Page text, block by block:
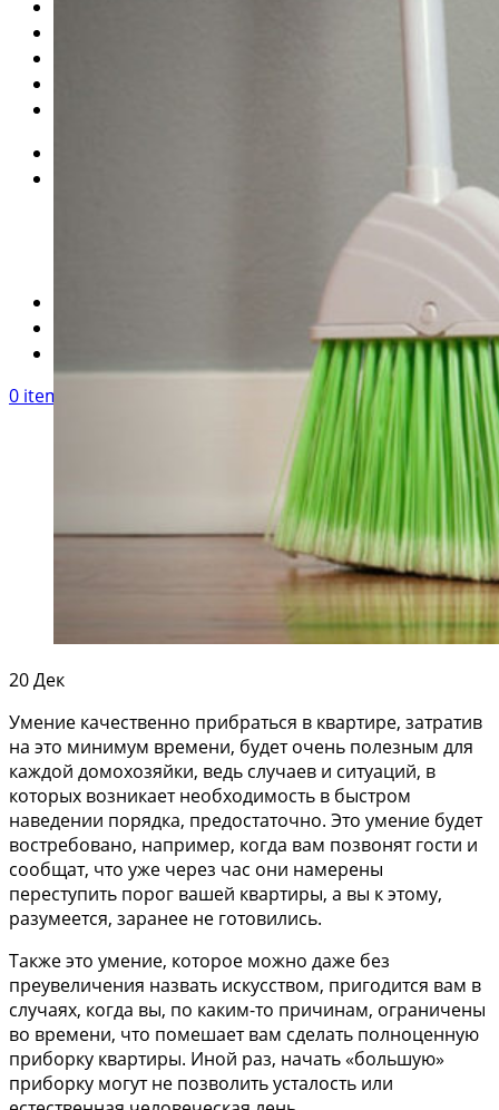
0 items
20Дек
Умение качественно прибраться в квартире, затратив
на это минимум времени, будет очень полезным для
каждой домохозяйки, ведь случаев и ситуаций, в
которых возникает необходимость в быстром
наведении порядка, предостаточно. Это умение будет
востребовано, например, когда вам позвонят гости и
сообщат, что уже через час они намерены
переступить порог вашей квартиры, а вы к этому,
разумеется, заранее не готовились.
Также это умение, которое можно даже без
преувеличения назвать искусством, пригодится вам в
случаях, когда вы, по каким-то причинам, ограничены
во времени, что помешает вам сделать полноценную
приборку квартиры. Иной раз, начать «большую»
приборку могут не позволить усталость или